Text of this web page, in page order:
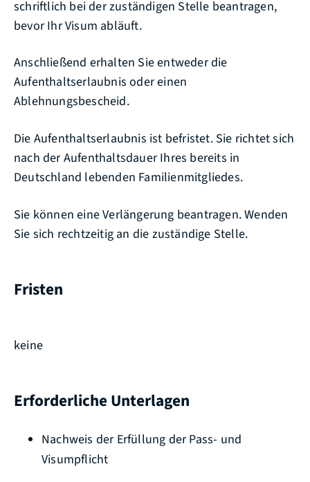
schriftlich bei der zuständigen Stelle beantragen,
bevor Ihr Visum abläuft.
Anschließend erhalten Sie entweder die
Aufenthaltserlaubnis oder einen
Ablehnungsbescheid.
Die Aufenthaltserlaubnis ist befristet. Sie richtet sich
nach der Aufenthaltsdauer Ihres bereits in
Deutschland lebenden Familienmitgliedes.
Sie können eine Verlängerung beantragen. Wenden
Sie sich rechtzeitig an die zuständige Stelle.
Fristen
keine
Erforderliche Unterlagen
Nachweis der Erfüllung der Pass- und
Visumpflicht